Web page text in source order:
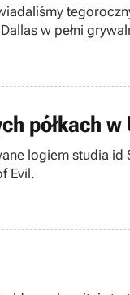
w pełni
półkach w
logiem studia
Evil.